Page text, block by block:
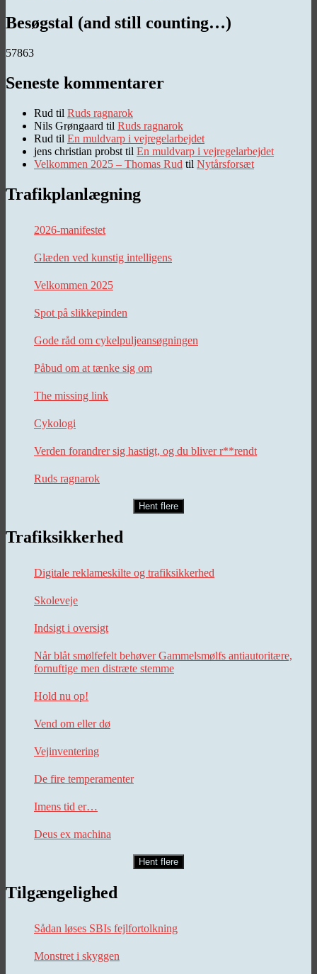
Besøgstal (and still counting…)
57863
Seneste kommentarer
Rud til Ruds ragnarok
Nils Grøngaard til Ruds ragnarok
Rud til En muldvarp i vejregelarbejdet
jens christian probst til En muldvarp i vejregelarbejdet
Velkommen 2025 – Thomas Rud til Nytårsforsæt
Trafikplanlægning
2026-manifestet
Glæden ved kunstig intelligens
Velkommen 2025
Spot på slikkepinden
Gode råd om cykelpuljeansøgningen
Påbud om at tænke sig om
The missing link
Cykologi
Verden forandrer sig hastigt, og du bliver r**rendt
Ruds ragnarok
Hent flere
Trafiksikkerhed
Digitale reklameskilte og trafiksikkerhed
Skoleveje
Indsigt i oversigt
Når blåt smølfefelt behøver Gammelsmølfs antiautoritære,
fornuftige men distræte stemme
Hold nu op!
Vend om eller dø
Vejinventering
De fire temperamenter
Imens tid er…
Deus ex machina
Hent flere
Tilgængelighed
Sådan løses SBIs fejlfortolkning
Monstret i skyggen